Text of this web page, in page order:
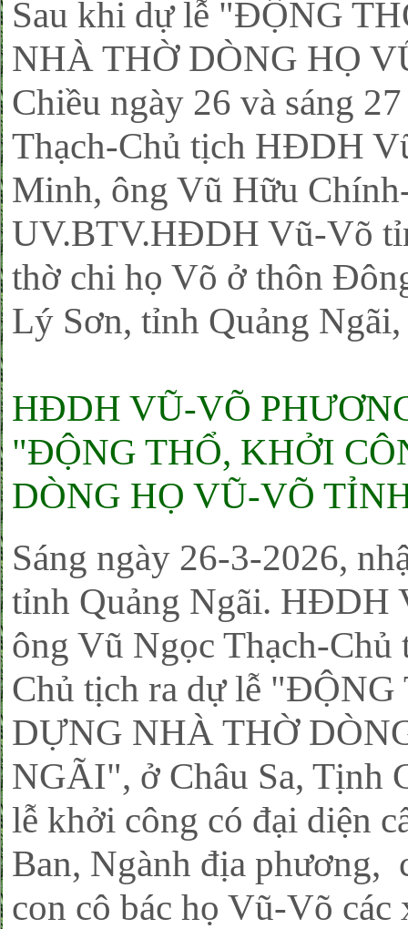
Sau khi dự lễ "ĐỘNG
NHÀ THỜ DÒNG HỌ
Chiều ngày 26 và sáng
Thạch-Chủ tịch HĐDH
Minh, ông Vũ Hữu
UV.BTV.HĐDH Vũ-Võ
thờ chi họ Võ ở thôn
Lý Sơn, tỉnh Quảng
HĐDH VŨ-VÕ
"ĐỘNG THỔ, KHỞI
DÒNG HỌ VŨ-VÕ
Sáng ngày 26-3-2026,
tỉnh Quảng Ngãi. HĐDH
ông Vũ Ngọc Thạch-
Chủ tịch ra dự lễ
DỰNG NHÀ THỜ
NGÃI", ở Châu Sa, Tịnh
lễ khởi công có đại diện
Ban, Ngành địa phương,
con cô bác họ Vũ-Võ các